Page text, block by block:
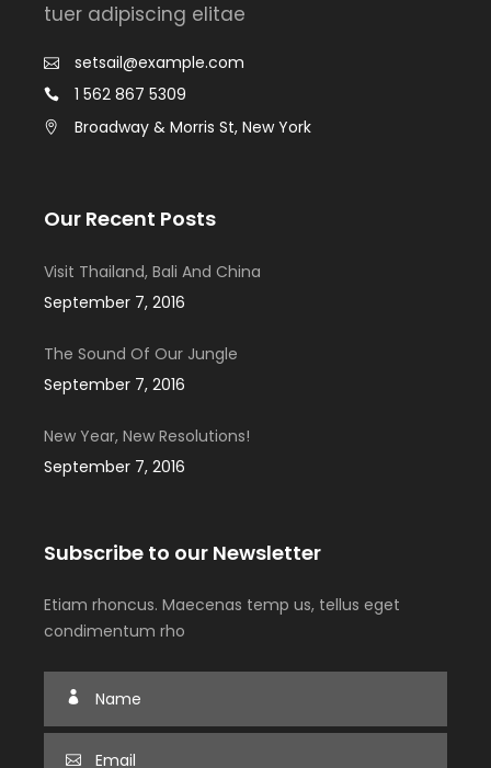
tuer adipiscing elitae
setsail@example.com
1 562 867 5309
Broadway & Morris St, New York
Our Recent Posts
Visit Thailand, Bali And China
September 7, 2016
The Sound Of Our Jungle
September 7, 2016
New Year, New Resolutions!
September 7, 2016
Subscribe to our Newsletter
Etiam rhoncus. Maecenas temp us, tellus eget
condimentum rho